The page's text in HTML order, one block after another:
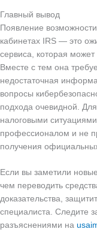
Главный вывод
Появление
кабинетах IRS — это
сервиса, которая
Вместе с тем она
недостаточная
вопросы
подхода очевидной.
налоговыми
профессионалом и не
получения
Если вы заметили
чем переводить
доказательства,
специалиста. Следите
разъяснениями на